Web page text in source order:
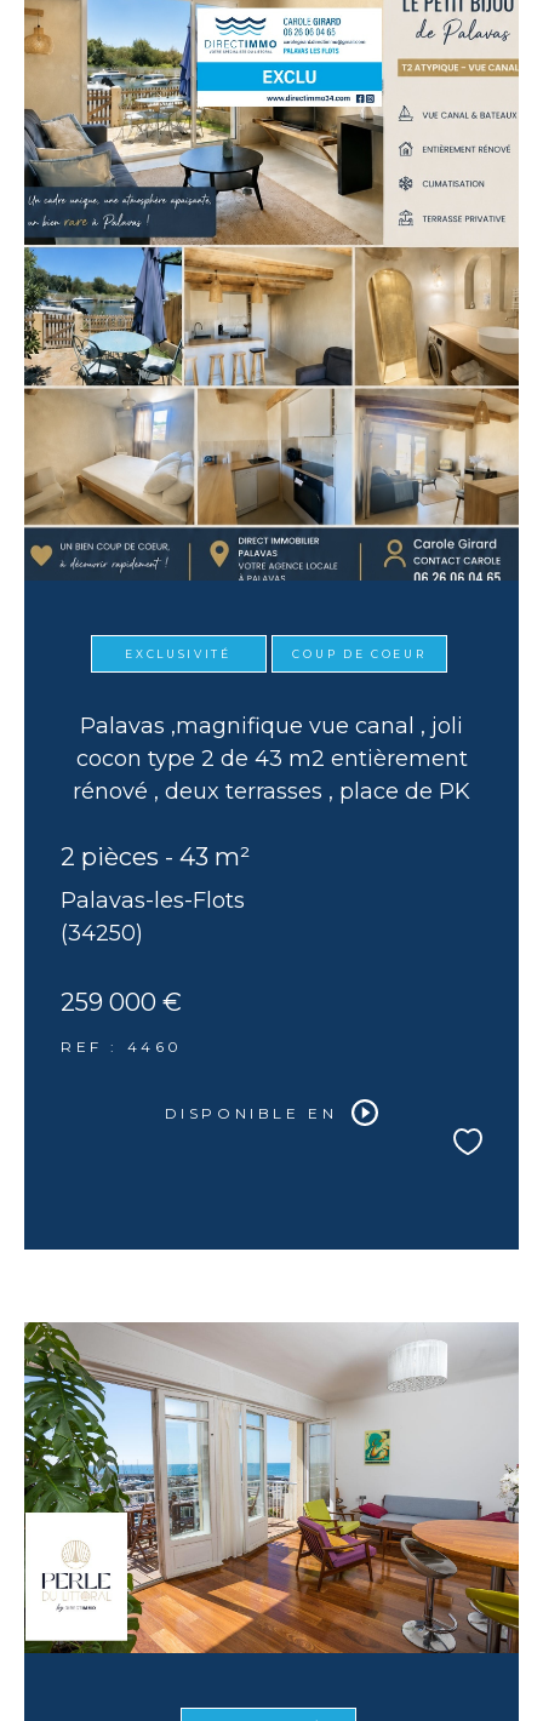
EXCLUSIVITÉ COUP DE COEUR
Palavas ,magnifique vue canal , joli
cocon type 2 de 43 m2 entièrement
rénové , deux terrasses , place de PK
2 pièces - 43 m²
Palavas-les-Flots
(34250)
259 000 €
REF : 4460
DISPONIBLE EN